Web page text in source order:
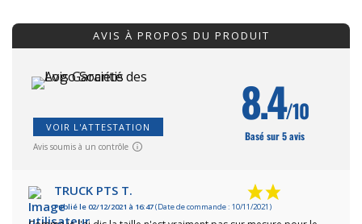
AVIS À PROPOS DU PRODUIT
VOIR L'ATTESTATION
Avis soumis à un contrôle
8.4/10
Basé sur 5 avis
TRUCK PTS T.
Publié le 02/12/2021 à 16:47(Date de commande : 10/11/2021)